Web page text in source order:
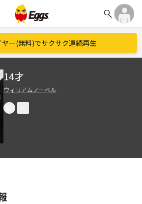
search
ヤー(無料)でサクサク連続再生
14才
ウィリアムノーベル